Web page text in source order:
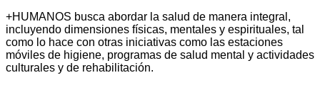
+HUMANOS busca abordar la salud de manera integral,
incluyendo dimensiones físicas, mentales y espirituales, tal
como lo hace con otras iniciativas como las estaciones
móviles de higiene, programas de salud mental y actividades
culturales y de rehabilitación.